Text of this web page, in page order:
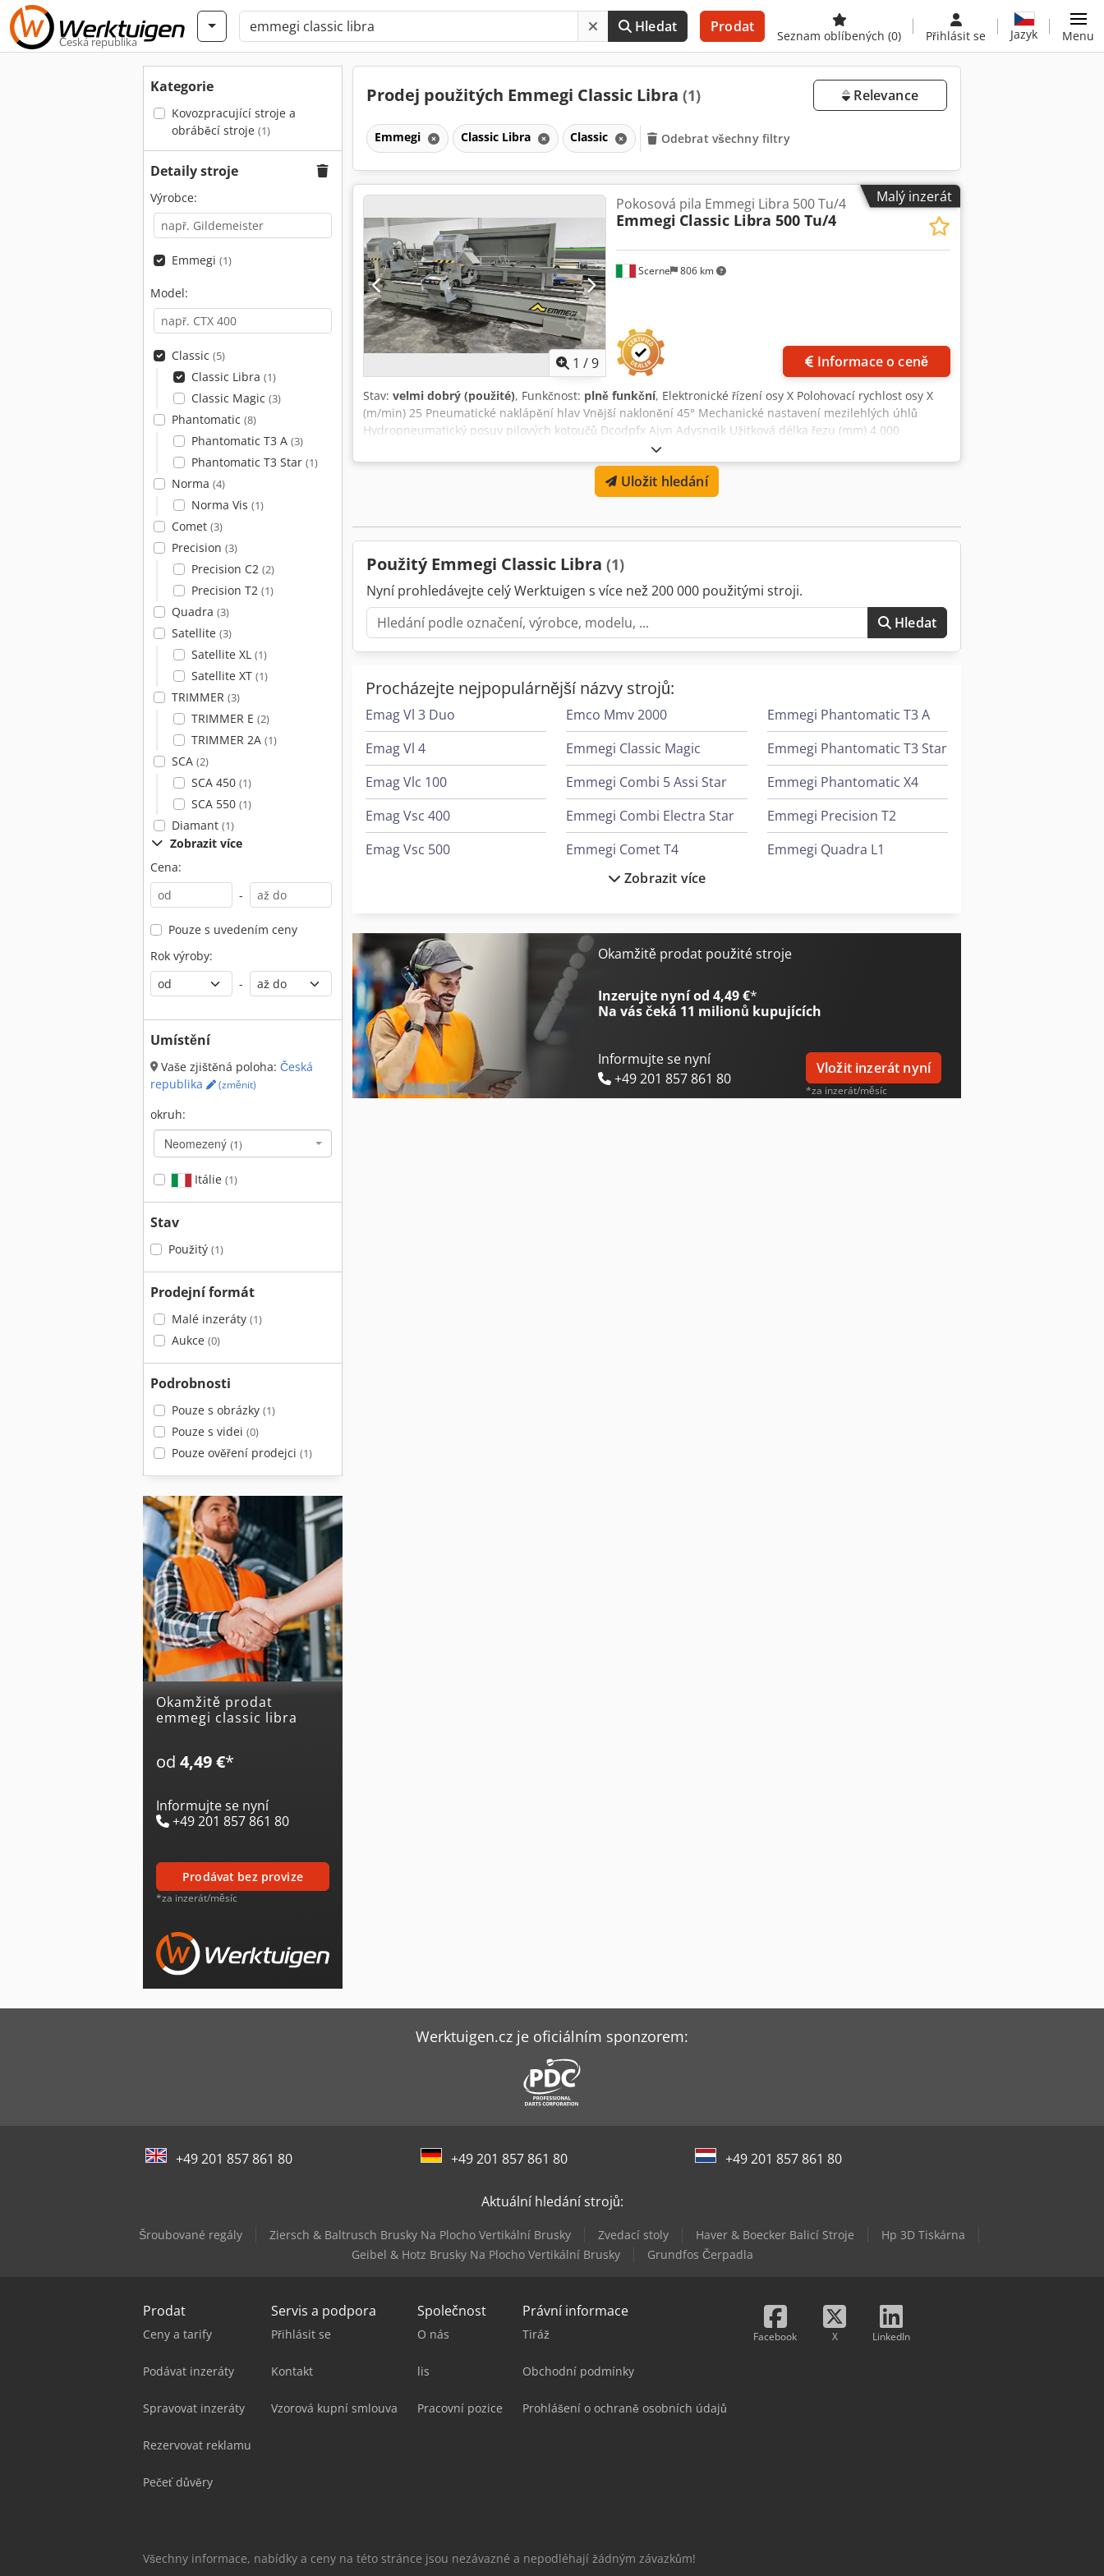
Česká republika
Hledat Prodat
Seznam oblíbených (0) Přihlásit se Jazyk Menu
Kategorie
Kovozpracující stroje a
obráběcí stroje (1)
Detaily stroje
Výrobce:
Emmegi (1)
Model:
Classic (5)
Classic Libra (1)
Classic Magic (3)
Phantomatic (8)
Phantomatic T3 A (3)
Phantomatic T3 Star (1)
Norma (4)
Norma Vis (1)
Comet (3)
Precision (3)
Precision C2 (2)
Precision T2 (1)
Quadra (3)
Satellite (3)
Satellite XL (1)
Satellite XT (1)
TRIMMER (3)
TRIMMER E (2)
TRIMMER 2A (1)
SCA (2)
SCA 450 (1)
SCA 550 (1)
Diamant (1)
Zobrazit více
Cena:
-
Pouze s uvedením ceny
Rok výroby:
-
Umístění
Vaše zjištěná poloha: Česká
republika
(změnit)
okruh:
Neomezený (1)
Itálie (1)
Stav
Použitý (1)
Prodejní formát
Malé inzeráty (1)
Aukce (0)
Podrobnosti
Pouze s obrázky (1)
Pouze s videi (0)
Pouze ověření prodejci (1)
Okamžitě prodat
emmegi classic libra
od 4,49 €*
Informujte se nyní
+49 201 857 861 80
prodávat bez provize
*za inzerát/měsíc
Prodej použitých Emmegi Classic Libra (1) Relevance
Emmegi Classic Libra Classic Odebrat všechny filtry
Malý inzerát
1 /9
Scerne 806 km
Pokosová pila Emmegi Libra 500 Tu/4
Emmegi Classic Libra 500 Tu/4
Informace o ceně
Stav: velmi dobrý (použité), Funkčnost: plně funkční, Elektronické řízení osy X Polohovací rychlost osy X
(m/min) 25 Pneumatické naklápění hlav Vnější naklonění 45° Mechanické nastavení mezilehlých úhlů
Hydropneumatický posuv pilových kotoučů Dcodpfx Ajyn Adysnqjk Užitková délka řezu (mm) 4.000
Minimální standardní řez na 2 hlavách při 90° (mm) 310 Průměr pilového kotouče (mm) 500 Přesný senzor
Uložit hledání
Použitý Emmegi Classic Libra (1)
Nyní prohledávejte celý Werktuigen s více než 200 000 použitými stroji.
Hledat
Procházejte nejpopulárnější názvy strojů:
Emag Vl 3 Duo
Emag Vl 4
Emag Vlc 100
Emag Vsc 400
Emag Vsc 500
Emco Emcoturn E45
Emco Maxxturn 95
Emco Mmv 2000
Emmegi Classic Magic
Emmegi Combi 5 Assi Star
Emmegi Combi Electra Star
Emmegi Comet T4
Emmegi Comet T6
Emmegi Phantomatic M3
Emmegi Phantomatic M4 L
Emmegi Phantomatic T3 A
Emmegi Phantomatic T3 Star
Emmegi Phantomatic X4
Emmegi Precision T2
Emmegi Quadra L1
Zobrazit více
Okamžitě prodat použité stroje
Inzerujte nyní od 4,49 €*
Na vás čeká 11 milionů kupujících
Informujte se nyní
+49 201 857 861 80
Vložit inzerát nyní
*za inzerát/měsíc
Werktuigen.cz je oficiálním sponzorem:
+49 201 857 861 80 +49 201 857 861 80 +49 201 857 861 80
Aktuální hledání strojů:
Šroubované regály Ziersch & Baltrusch Brusky Na Plocho Vertikální Brusky Zvedací stoly Haver & Boecker Balicí Stroje
Hp 3D Tiskárna
Geibel & Hotz Brusky Na Plocho Vertikální Brusky
Grundfos Čerpadla
Prodat
Ceny a tarify
Podávat inzeráty
Spravovat inzeráty
Rezervovat reklamu
Pečeť důvěry
Servis a podpora
Přihlásit se
Kontakt
Vzorová kupní smlouva
Společnost
O nás
lis
Pracovní pozice
Právní informace
Tiráž
Obchodní podmínky
Prohlášení o ochraně osobních údajů
Facebook X LinkedIn
Všechny informace, nabídky a ceny na této stránce jsou nezávazné a nepodléhají žádným závazkům!